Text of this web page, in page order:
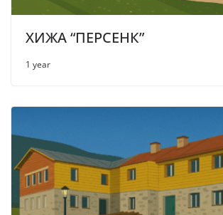
ХИЖА “ПЕРСЕНК”
1 year